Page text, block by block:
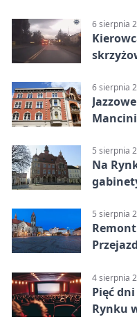
6 sierpnia
6 sierpnia
5 sierpnia
Na
5 sierpnia
4 sierpnia
Pięć
Rynku